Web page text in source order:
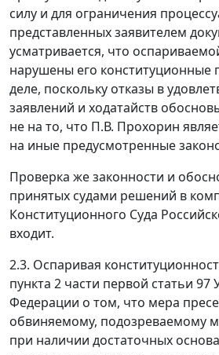
силу и для ограничения
представленных заявителем
усматривается, что
нарушены его конституционные
деле, поскольку отказы в
заявлений и ходатайств
не на то, что П.В. Прохорин
на иные предусмотренные
Проверка же законности и
принятых судами решений в
Конституционного Суда
входит.
2.3. Оспаривая
пункта 2 части первой статьи 97
Федерации о том, что мера
обвиняемому, подозреваемому
при наличии достаточных